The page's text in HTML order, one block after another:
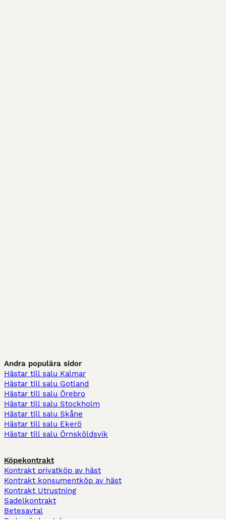
Andra populära sidor
Hästar till salu Kalmar
Hästar till salu Gotland
Hästar till salu Örebro
Hästar till salu Stockholm
Hästar till salu Skåne
Hästar till salu Ekerö
Hästar till salu Örnsköldsvik
Köpekontrakt
Kontrakt privatköp av häst
Kontrakt konsumentköp av häst
Kontrakt Utrustning
Sadelkontrakt
Betesavtal
Fodervärdsavtal